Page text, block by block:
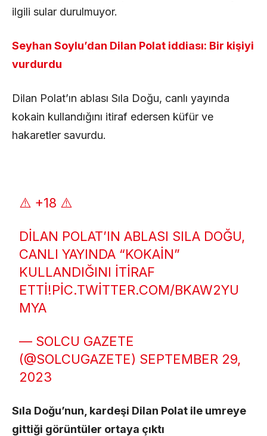
ilgili sular durulmuyor.
Seyhan Soylu’dan Dilan Polat iddiası: Bir kişiyi
vurdurdu
Dilan Polat’ın ablası Sıla Doğu, canlı yayında
kokain kullandığını itiraf edersen küfür ve
hakaretler savurdu.
⚠️ +18 ⚠️
DILAN POLAT’IN ABLASI SILA DOĞU,
CANLI YAYINDA “KOKAIN”
KULLANDIĞINI ITIRAF
ETTI!PIC.TWITTER.COM/BKAW2YU
MYA
— SOLCU GAZETE
(@SOLCUGAZETE) SEPTEMBER 29,
2023
Sıla Doğu’nun, kardeşi Dilan Polat ile umreye
gittiği görüntüler ortaya çıktı